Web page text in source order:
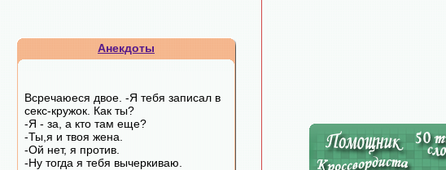
Анекдоты
Всречаюеся двое. -Я тебя записал в
секс-кружок. Как ты?
-Я - за, а кто там еще?
-Ты,я и твоя жена.
-Ой нет, я против.
-Ну тогда я тебя вычеркиваю.